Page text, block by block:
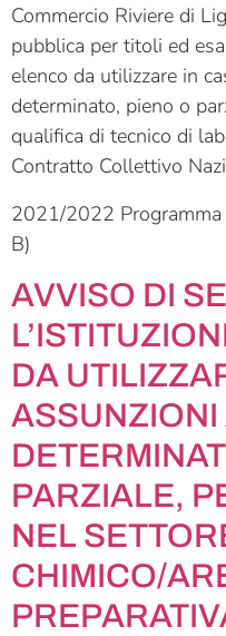
Commercio Riviere di
pubblica per titoli ed
elenco da utilizzare in
determinato, pieno o
qualifica di tecnico di
Contratto Collettivo
2021/2022 Programma
B)
AVVISO DI
DA
ASSUNZIONI
PARZIALE,
NEL
CHIMICO/